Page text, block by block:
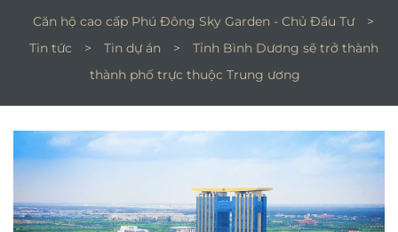
Căn hộ cao cấp Phú Đông Sky Garden - Chủ Đầu Tư
>
Tin tức
> Tin dự án >
Tỉnh Bình Dương sẽ trở thành
thành phố trực thuộc Trung ương